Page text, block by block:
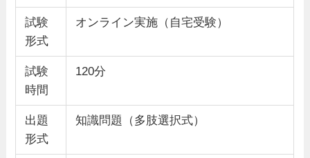
試験
形式
オンライン実施（自宅受験）
試験
時間
120分
出題
形式
知識問題（多肢選択式）